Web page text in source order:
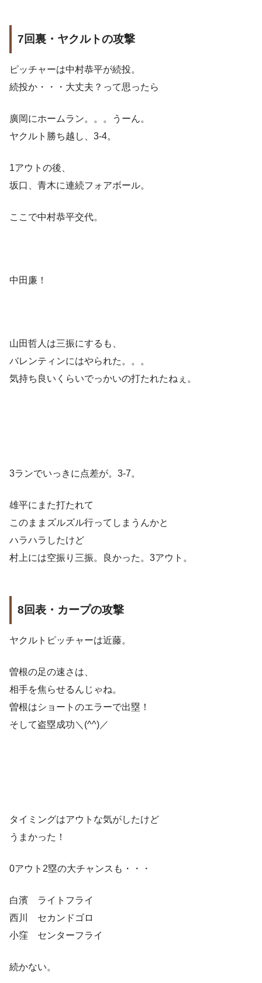
7回裏・ヤクルトの攻撃
ピッチャーは中村恭平が続投。
続投か・・・大丈夫？って思ったら
廣岡にホームラン。。。うーん。
ヤクルト勝ち越し、3-4。
1アウトの後、
坂口、青木に連続フォアボール。
ここで中村恭平交代。
中田廉！
山田哲人は三振にするも、
バレンティンにはやられた。。。
気持ち良いくらいでっかいの打たれたねぇ。
3ランでいっきに点差が。3-7。
雄平にまた打たれて
このままズルズル行ってしまうんかと
ハラハラしたけど
村上には空振り三振。良かった。3アウト。
8回表・カープの攻撃
ヤクルトピッチャーは近藤。
曽根の足の速さは、
相手を焦らせるんじゃね。
曽根はショートのエラーで出塁！
そして盗塁成功＼(^^)／
タイミングはアウトな気がしたけど
うまかった！
0アウト2塁の大チャンスも・・・
白濱 ライトフライ
西川 セカンドゴロ
小窪 センターフライ
続かない。